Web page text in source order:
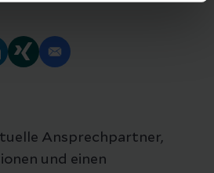
Ansprechpartner,
und einen